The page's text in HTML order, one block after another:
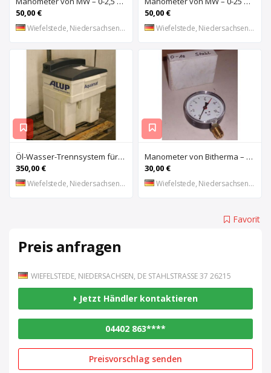
50,00 €
Wiefelstede, Niedersachsen, DE
50,00 €
Wiefelstede, Niedersachsen, DE
Öl-Wasser-Trennsystem für Kompressoren von ALUP – Aquamat 1800
350,00 €
Wiefelstede, Niedersachsen, DE
Manometer von Bitherma – NG 100
30,00 €
Wiefelstede, Niedersachsen, DE
Favorit
Preis anfragen
WIEFELSTEDE, NIEDERSACHSEN, DE STAHLSTRASSE 37 26215
Jetzt Händler kontaktieren
04402 863****
Preisvorschlag senden